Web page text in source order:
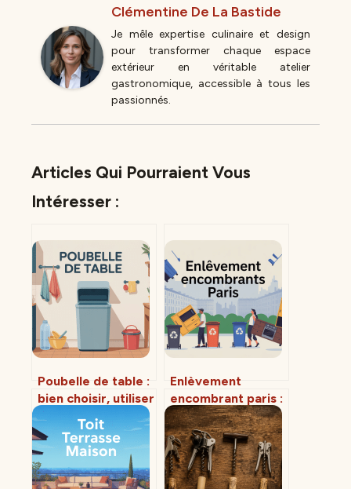
Clémentine De La Bastide
Je mêle expertise culinaire et design
pour transformer chaque espace
extérieur en véritable atelier
gastronomique, accessible à tous les
passionnés.
Articles Qui Pourraient Vous
Intéresser :
Poubelle de table :
bien choisir, utiliser
et intégrer ce petit
allié du quotidien
Enlèvement
encombrant paris :
guide complet
pour vous
débarrasser
simplement